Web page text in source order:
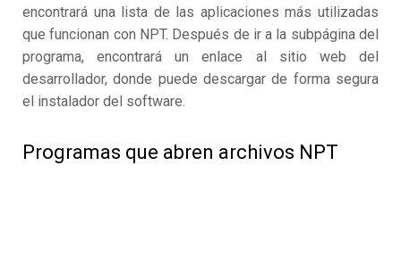
encontrará una lista de las aplicaciones más utilizadas
que funcionan con NPT. Después de ir a la subpágina del
programa, encontrará un enlace al sitio web del
desarrollador, donde puede descargar de forma segura
el instalador del software.
Programas que abren archivos NPT